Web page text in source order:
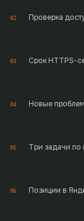
02 Проверка
03 Срок HTTPS-
04 Новые
05 Три задачи по
06 Позиции в